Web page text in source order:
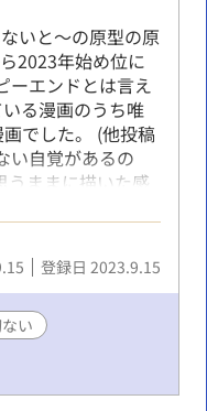
いと〜の原型の原
2023年始め位に
ーエンドとは言え
る漫画のうち唯
でした。 (他投稿
い自覚があるの
うままに描いた感
登録日 2023.9.15
い